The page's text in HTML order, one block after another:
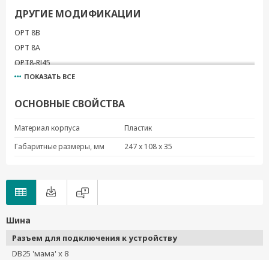
ДРУГИЕ МОДИФИКАЦИИ
OPT 8B
OPT 8A
OPT8-RJ45
OPT8-M9
OPT 8B+
CBL-M68M62-150
CBL-M68F62-150
CBL-M62F62-150
ПОКАЗАТЬ ВСЕ
ОСНОВНЫЕ СВОЙСТВА
Материал корпуса
Пластик
Габаритные размеры, мм
247 x 108 x 35
Шина
Разъем для подключения к устройству
DB25 'мама' x 8